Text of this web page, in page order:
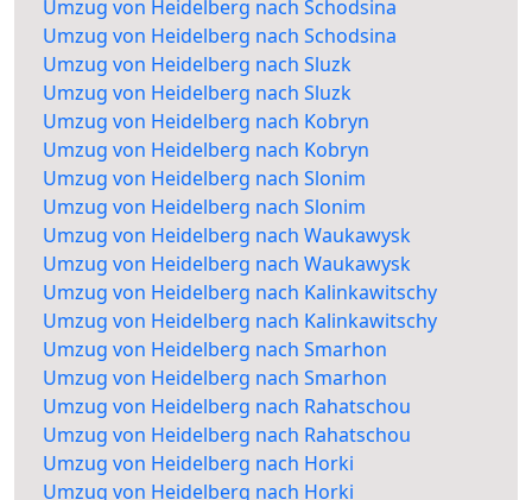
Umzug von Heidelberg nach Schodsina
Umzug von Heidelberg nach Schodsina
Umzug von Heidelberg nach Sluzk
Umzug von Heidelberg nach Sluzk
Umzug von Heidelberg nach Kobryn
Umzug von Heidelberg nach Kobryn
Umzug von Heidelberg nach Slonim
Umzug von Heidelberg nach Slonim
Umzug von Heidelberg nach Waukawysk
Umzug von Heidelberg nach Waukawysk
Umzug von Heidelberg nach Kalinkawitschy
Umzug von Heidelberg nach Kalinkawitschy
Umzug von Heidelberg nach Smarhon
Umzug von Heidelberg nach Smarhon
Umzug von Heidelberg nach Rahatschou
Umzug von Heidelberg nach Rahatschou
Umzug von Heidelberg nach Horki
Umzug von Heidelberg nach Horki